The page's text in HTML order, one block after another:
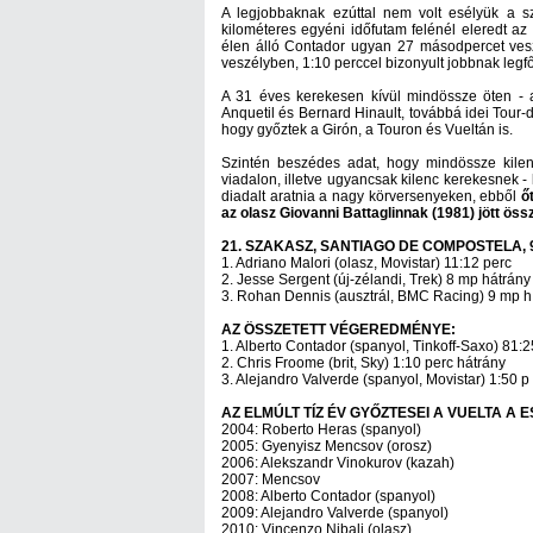
A legjobbaknak ezúttal nem volt esélyük a
kilométeres egyéni időfutam felénél eleredt
élen álló Contador ugyan 27 másodpercet
veszélyben, 1:10 perccel bizonyult jobbnak
A 31 éves kerekesen kívül mindössze öten
Anquetil és Bernard Hinault, továbbá idei
hogy győztek a Girón, a Touron és Vueltán is.
Szintén beszédes adat, hogy mindössze
viadalon, illetve ugyancsak kilenc kerekesnek
diadalt aratnia a nagy körversenyeken, ebből
az olasz Giovanni Battaglinnak (1981) jött
21. SZAKASZ, SANTIAGO DE COMPOSTELA,
1. Adriano Malori (olasz, Movistar) 11:12 perc
2. Jesse Sergent (új-zélandi, Trek) 8 mp hátrány
3. Rohan Dennis (ausztrál, BMC Racing) 9 mp
AZ ÖSSZETETT VÉGEREDMÉNYE:
1. Alberto Contador (spanyol, Tinkoff-Saxo)
2. Chris Froome (brit, Sky) 1:10 perc hátrány
3. Alejandro Valverde (spanyol, Movistar) 1:50 p
AZ ELMÚLT TÍZ ÉV GYŐZTESEI A VUELTA A
2004: Roberto Heras (spanyol)
2005: Gyenyisz Mencsov (orosz)
2006: Alekszandr Vinokurov (kazah)
2007: Mencsov
2008: Alberto Contador (spanyol)
2009: Alejandro Valverde (spanyol)
2010: Vincenzo Nibali (olasz)